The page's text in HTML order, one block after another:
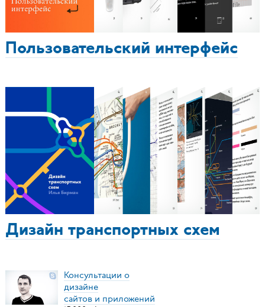
Пользовательский интерфейс
Дизайн транспортных схем
Консультации о
дизайне
сайтов и приложений